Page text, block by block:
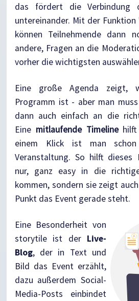
das fördert die Verbindung
untereinander. Mit der Funktion
können Teilnehmende dann
andere, Fragen an die
vorher die wichtigsten
Eine große Agenda zeigt,
Programm ist - aber man
dann auch einfach an die
Eine mitlaufende Timelinehilft
einem Klick ist man
Veranstaltung. So hilft dieses
nur, ganz easy in die
kommen, sondern sie zeigt
Punkt das Event gerade steht.
Eine Besonderheit von
storytile ist der Live-
Blog, der in Text und
Bild das Event erzählt,
dazu außerdem Social-
Media-Posts einbindet